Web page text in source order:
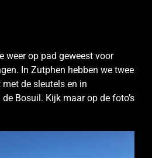
weer op pad geweest voor
In Zutphen hebben we twee
de sleutels en in
Bosuil. Kijk maar op de foto’s